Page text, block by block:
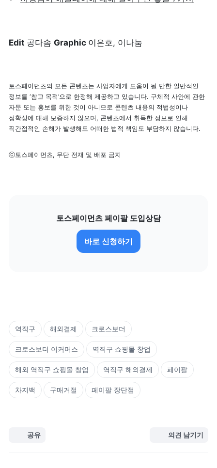
Edit 공다솜 Graphic 이은호, 이나눔
토스페이먼츠의 모든 콘텐츠는 사업자에게 도움이 될 만한 일반적인
정보를 ‘참고 목적’으로 한정해 제공하고 있습니다. 구체적 사안에 관한
자문 또는 홍보를 위한 것이 아니므로 콘텐츠 내용의 적법성이나
정확성에 대해 보증하지 않으며, 콘텐츠에서 취득한 정보로 인해
직간접적인 손해가 발생해도 어떠한 법적 책임도 부담하지 않습니다.
ⓒ토스페이먼츠, 무단 전재 및 배포 금지
토스페이먼츠 페이팔 도입상담
바로 신청하기
역직구 해외결제 크로스보더
크로스보더 이커머스 역직구 쇼핑몰 창업
해외 역직구 쇼핑몰 창업 역직구 해외결제 페이팔
차지백 구매거절 페이팔 장단점
공유 의견 남기기